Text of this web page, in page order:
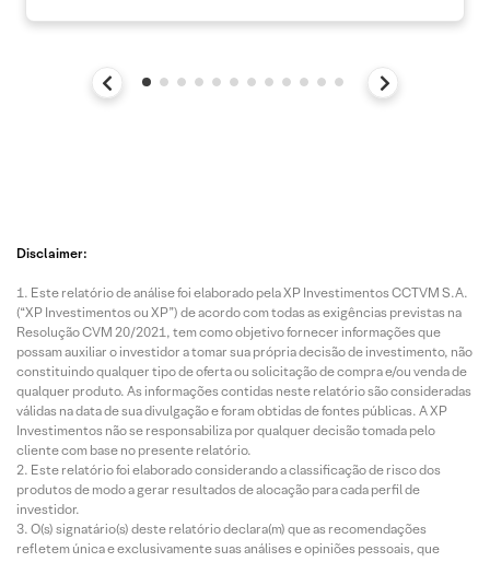
Disclaimer:
Este relatório de análise foi elaborado pela XP Investimentos CCTVM S.A.
(“XP Investimentos ou XP”) de acordo com todas as exigências previstas na
Resolução CVM 20/2021, tem como objetivo fornecer informações que
possam auxiliar o investidor a tomar sua própria decisão de investimento, não
constituindo qualquer tipo de oferta ou solicitação de compra e/ou venda de
qualquer produto. As informações contidas neste relatório são consideradas
válidas na data de sua divulgação e foram obtidas de fontes públicas. A XP
Investimentos não se responsabiliza por qualquer decisão tomada pelo
cliente com base no presente relatório.
Este relatório foi elaborado considerando a classificação de risco dos
produtos de modo a gerar resultados de alocação para cada perfil de
investidor.
O(s) signatário(s) deste relatório declara(m) que as recomendações
refletem única e exclusivamente suas análises e opiniões pessoais, que